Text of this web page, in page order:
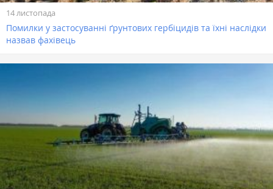
14 листопада
Помилки у застосуванні ґрунтових гербіцидів та їхні наслідки
назвав фахівець